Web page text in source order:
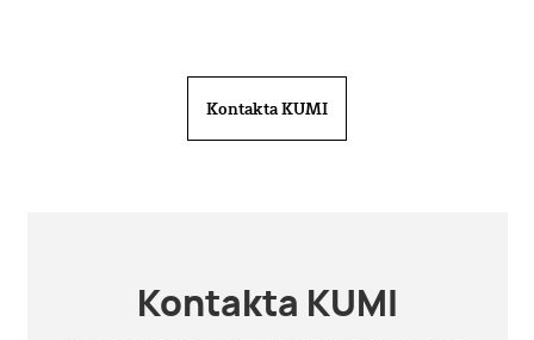
Kontakta KUMI
Kontakta KUMI